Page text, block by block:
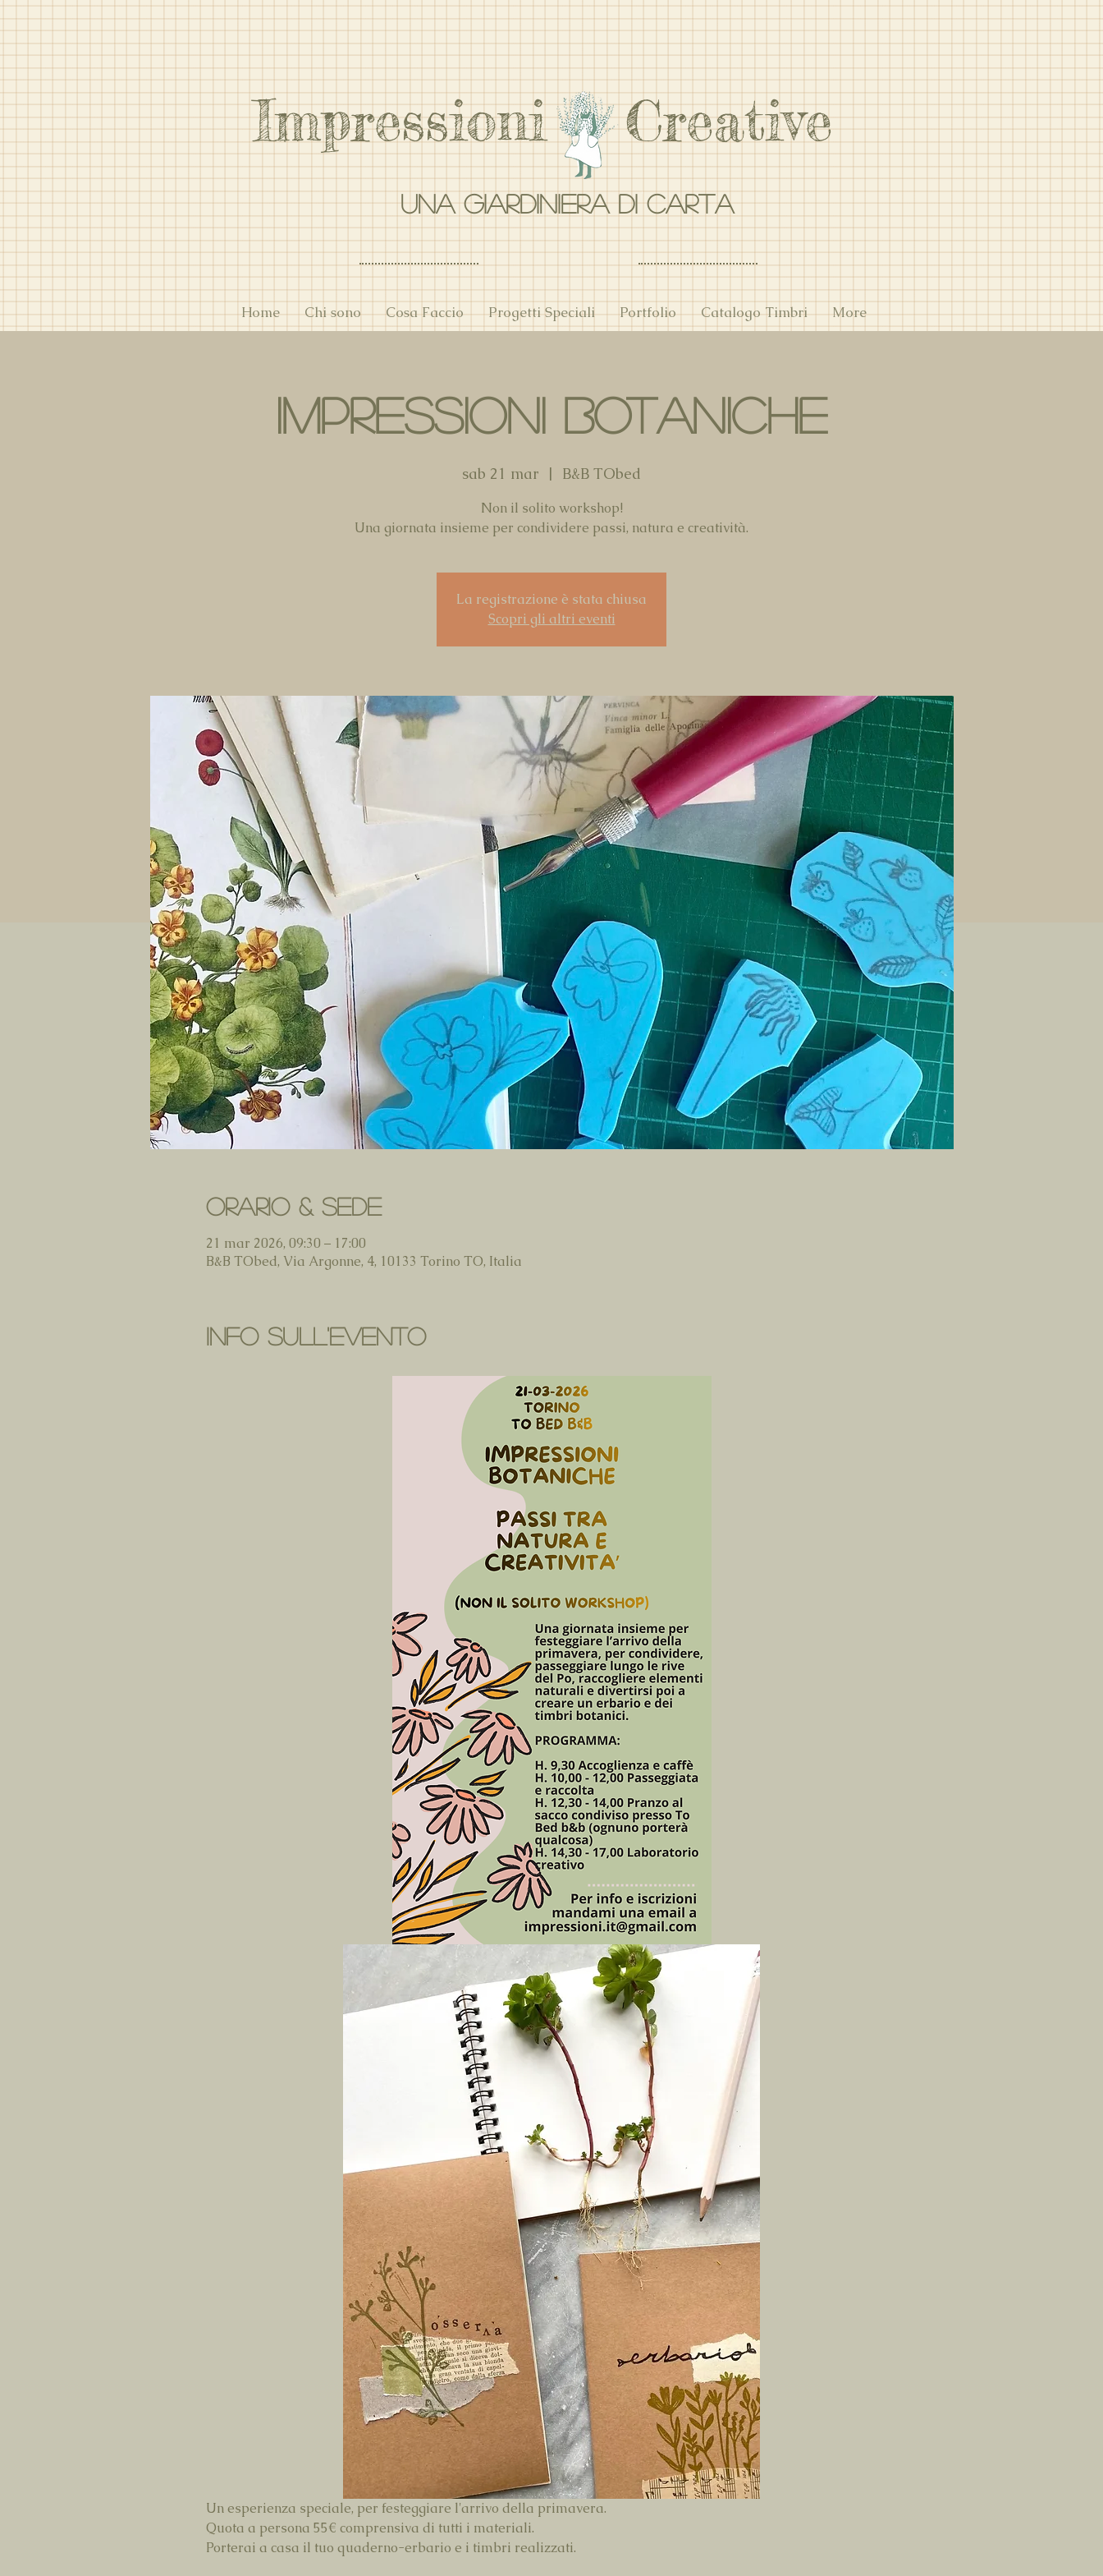
Impressioni Creative
UNA GIARDINIERA DI CARTA
Home Chi sono Cosa Faccio Progetti Speciali Portfolio Catalogo Timbri More
IMPRESSIONI BOTANICHE
sab 21 mar
  |
B&B TObed
Non il solito workshop!
Una giornata insieme per condividere passi, natura e creatività.
La registrazione è stata chiusa
Scopri gli altri eventi
Orario & Sede
21 mar 2026, 09:30 – 17:00
B&B TObed, Via Argonne, 4, 10133 Torino TO, Italia
Info sull'evento
Un esperienza speciale, per festeggiare l'arrivo della primavera.
Quota a persona 55€ comprensiva di tutti i materiali.
Porterai a casa il tuo quaderno-erbario e i timbri realizzati.